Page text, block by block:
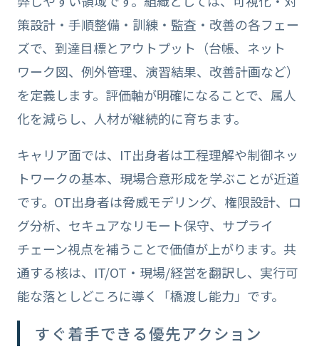
策設計・手順整備・訓練・監査・改善の各フェー
ズで、到達目標とアウトプット（台帳、ネット
ワーク図、例外管理、演習結果、改善計画など）
を定義します。評価軸が明確になることで、属人
化を減らし、人材が継続的に育ちます。
キャリア面では、IT出身者は工程理解や制御ネッ
トワークの基本、現場合意形成を学ぶことが近道
です。OT出身者は脅威モデリング、権限設計、ロ
グ分析、セキュアなリモート保守、サプライ
チェーン視点を補うことで価値が上がります。共
通する核は、IT/OT・現場/経営を翻訳し、実行可
能な落としどころに導く「橋渡し能力」です。
すぐ着手できる優先アクション